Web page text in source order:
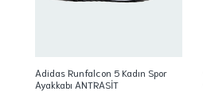
Adidas Runfalcon 5 Kadın Spor
Ayakkabı ANTRASİT